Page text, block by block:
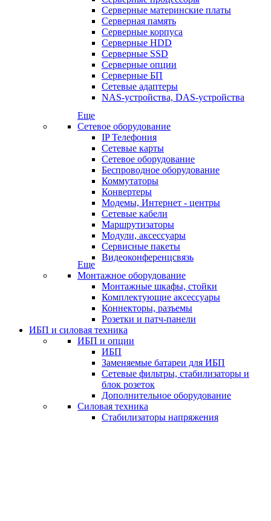
Серверные материнские платы
Серверная память
Серверные корпуса
Серверные HDD
Серверные SSD
Серверные опции
Серверные БП
Сетевые адаптеры
NAS-устройства, DAS-устройства
Еще
Сетевое оборудование
IP Телефония
Сетевые карты
Сетевое оборудование
Беспроводное оборудование
Коммутаторы
Конвертеры
Модемы, Интернет - центры
Сетевые кабели
Маршрутизаторы
Модули, аксессуары
Сервисные пакеты
Видеоконференцсвязь
Еще
Монтажное оборудование
Монтажные шкафы, стойки
Комплектующие аксессуары
Коннекторы, разъемы
Розетки и патч-панели
ИБП и силовая техника
ИБП и опции
ИБП
Заменяемые батареи для ИБП
Сетевые фильтры, стабилизаторы и
блок розеток
Дополнительное оборудование
Силовая техника
Стабилизаторы напряжения